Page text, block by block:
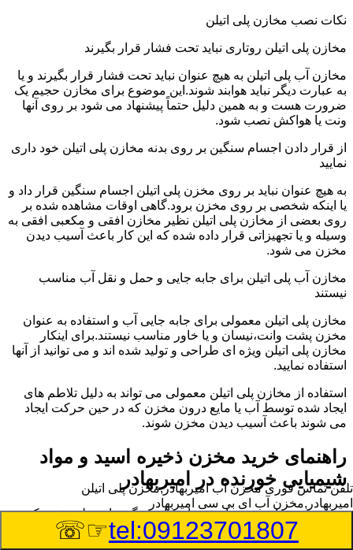
نکات نصب مخازن پلی اتیلن
مخازن پلی اتیلن روتاری نباید تحت فشار قرار بگیرند
مخازن آب پلی اتیلن به هیچ عنوان نباید تحت فشار قرار بگیرند و یا
به عبارت دیگر نباید هوابند شوند.این موضوع برای مخازن حجیم یک
ضرورت هست و به همین دلیل حتماً پیشنهاد می شود بر روی آنها
ونت یا هواکش نصب شود.
از قرار دادن اجسام سنگین بر روی بدنه مخازن پلی اتیلن خود داری
نمایید
به هیچ عنوان نباید بر روی مخزن پلی اتیلن اجسام سنگین قرار داد و
یا اینکه شخصی بر روی مخزن برود.گاهی اوقات مشاهده شده بر
روی بعضی از مخازن پلی اتیلن نظیر مخازن افقی و مکعبی افقی به
وسیله و یا تجهیزاتی قرار داده شده که این کار باعث آسیب دیدن
مخزن می شود.
مخازن آب پلی اتیلن برای جابه جایی و حمل و نقل آب مناسب
نیستند
مخازن پلی اتیلن معمولی برای جابه جایی آب و استفاده به عنوان
مخزن پشت وانت،نیسان و یا خاور مناسب نیستند.برای اینکار
مخازن پلی اتیلن ویژه ای طراحی و تولید شده اند و می توانید از آنها
استفاده نمایید.
استفاده از مخازن پلی اتیلن معمولی می تواند به دلیل تلاطم های
ایجاد شده توسط آب یا مایع درون مخزن که در حین حرکت ایجاد
می شوند باعث آسیب دیدن مخزن شوند.
راهنمای خرید مخزن ذخیره اسید و مواد
شیمیایی خورنده در امیربهادر
مخزن ذخیره اسید و مواد شیمیایی باید به گونه ای تولید شوند که
بتوانند در برابر چگالی نسبتا بالا و خورندگی انواع اسیدها مقاومت
کافی داشته باشند.به همین دلیل نمی توان در هر مخزنی اسید و مواد
تلفن تماس فوریمخزن آب امیربهادر,مخزن پلی اتیلن
امیربهادر,مخزن آب ای بی سی امیربهادر
tel:09123701807
☞☏